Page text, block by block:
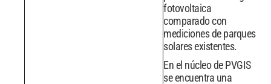
fotovoltaica
comparado con
mediciones de parques
solares existentes.
En el núcleo de PVGIS
se encuentra una